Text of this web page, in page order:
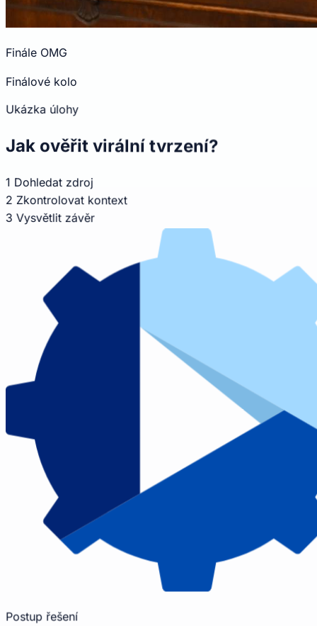
Finále OMG
Finálové kolo
Ukázka úlohy
Jak ověřit virální tvrzení?
Dohledat zdroj
Zkontrolovat kontext
Vysvětlit závěr
Postup řešení